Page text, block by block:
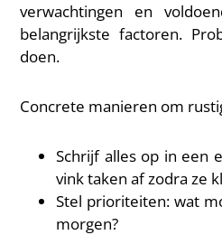
verwachtingen en
belangrijkste factoren.
doen.
Concrete manieren om
Schrijf alles op in een
vink taken af zodra ze
Stel prioriteiten: wat
morgen?